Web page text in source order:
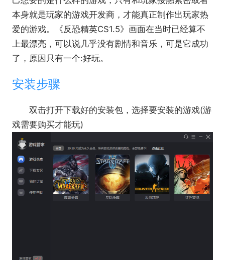
本身就是玩家的游戏开发商，才能真正制作出玩家热
爱的游戏。《反恐精英CS1.5》画面在当时已经算不
上最漂亮，可以说几乎没有剧情和音乐，可是它成功
了，原因只有一个:好玩。
安装步骤
双击打开下载好的安装包，选择要安装的游戏(游
戏需要购买才能玩)